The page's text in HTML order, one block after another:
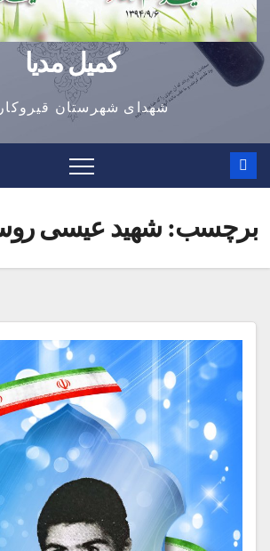
کمیل مدیا
شهدای شهرستان
برچسب:شهید عیسی